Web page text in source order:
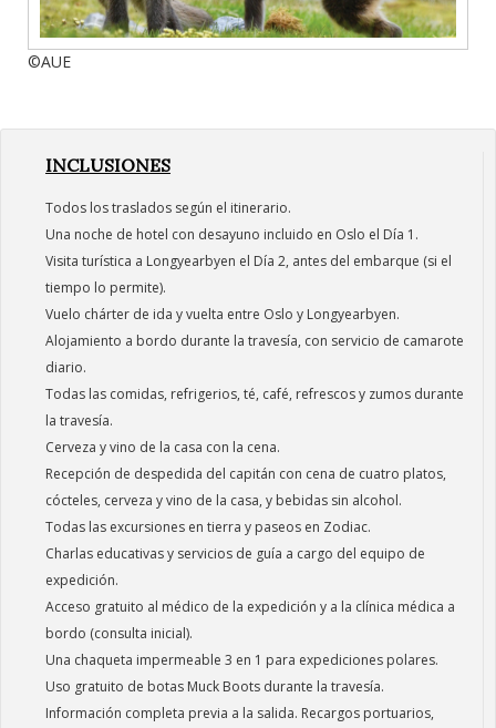
©AUE
INCLUSIONES
Todos los traslados según el itinerario.
Una noche de hotel con desayuno incluido en Oslo el Día 1.
Visita turística a Longyearbyen el Día 2, antes del embarque (si el
tiempo lo permite).
Vuelo chárter de ida y vuelta entre Oslo y Longyearbyen.
Alojamiento a bordo durante la travesía, con servicio de camarote
diario.
Todas las comidas, refrigerios, té, café, refrescos y zumos durante
la travesía.
Cerveza y vino de la casa con la cena.
Recepción de despedida del capitán con cena de cuatro platos,
cócteles, cerveza y vino de la casa, y bebidas sin alcohol.
Todas las excursiones en tierra y paseos en Zodiac.
Charlas educativas y servicios de guía a cargo del equipo de
expedición.
Acceso gratuito al médico de la expedición y a la clínica médica a
bordo (consulta inicial).
Una chaqueta impermeable 3 en 1 para expediciones polares.
Uso gratuito de botas Muck Boots durante la travesía.
Información completa previa a la salida. Recargos portuarios,